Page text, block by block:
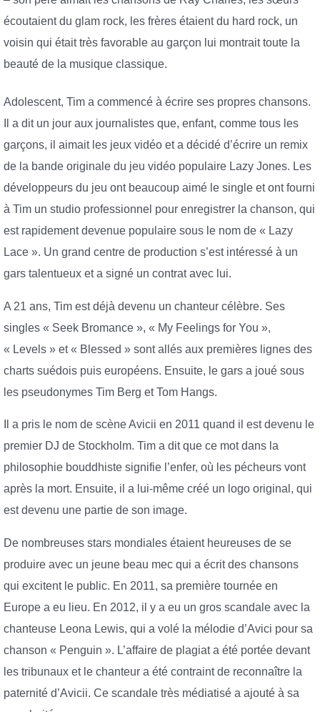
écoutaient du glam rock, les frères étaient du hard rock, un
voisin qui était très favorable au garçon lui montrait toute la
beauté de la musique classique.
Adolescent, Tim a commencé à écrire ses propres chansons.
Il a dit un jour aux journalistes que, enfant, comme tous les
garçons, il aimait les jeux vidéo et a décidé d’écrire un remix
de la bande originale du jeu vidéo populaire Lazy Jones. Les
développeurs du jeu ont beaucoup aimé le single et ont fourni
à Tim un studio professionnel pour enregistrer la chanson, qui
est rapidement devenue populaire sous le nom de « Lazy
Lace ». Un grand centre de production s’est intéressé à un
gars talentueux et a signé un contrat avec lui.
A 21 ans, Tim est déjà devenu un chanteur célèbre. Ses
singles « Seek Bromance », « My Feelings for You »,
« Levels » et « Blessed » sont allés aux premières lignes des
charts suédois puis européens. Ensuite, le gars a joué sous
les pseudonymes Tim Berg et Tom Hangs.
Il a pris le nom de scène Avicii en 2011 quand il est devenu le
premier DJ de Stockholm. Tim a dit que ce mot dans la
philosophie bouddhiste signifie l’enfer, où les pécheurs vont
après la mort. Ensuite, il a lui-même créé un logo original, qui
est devenu une partie de son image.
De nombreuses stars mondiales étaient heureuses de se
produire avec un jeune beau mec qui a écrit des chansons
qui excitent le public. En 2011, sa première tournée en
Europe a eu lieu. En 2012, il y a eu un gros scandale avec la
chanteuse Leona Lewis, qui a volé la mélodie d’Avici pour sa
chanson « Penguin ». L’affaire de plagiat a été portée devant
les tribunaux et le chanteur a été contraint de reconnaître la
paternité d’Avicii. Ce scandale très médiatisé a ajouté à sa